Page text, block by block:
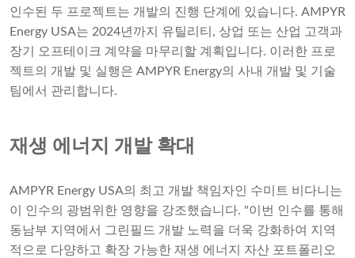
인수된 두 프로젝트는 개발의 진행 단계에 있습니다. AMPYR
Energy USA는 2024년까지 유틸리티, 상업 또는 산업 고객과
장기 오프테이크 계약을 마무리할 계획입니다. 이러한 프로
젝트의 개발 및 실행은 AMPYR Energy의 사내 개발 및 기술
팀에서 관리합니다.
재생 에너지 개발 확대
AMPYR Energy USA의 최고 개발 책임자인 수미트 비다니는
이 인수의 광범위한 영향을 강조했습니다. "이번 인수를 통해
동남부 지역에서 그린필드 개발 노력을 더욱 강화하여 지역
적으로 다양하고 확장 가능한 재생 에너지 자산 포트폴리오